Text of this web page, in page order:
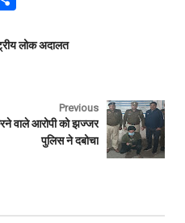
eलोक अदालत
Previous
वाले आरोपी को झज्जर
पुलिस ने दबोचा